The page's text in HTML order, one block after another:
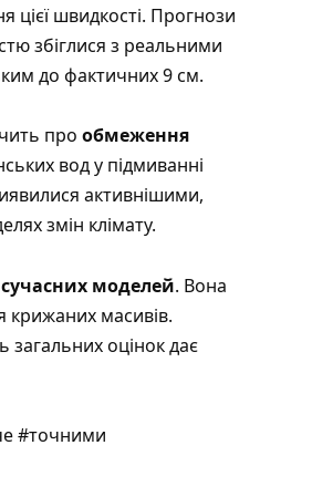
цієї швидкості. Прогнози
збіглися з реальними
до фактичних 9 см.
про обмеження
вод у підмиванні
активнішими,
змін клімату.
моделей. Вона
крижаних масивів.
загальних оцінок дає
#точними